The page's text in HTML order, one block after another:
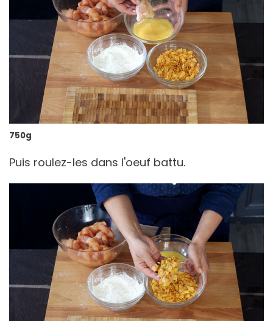
750g
Puis roulez-les dans l'oeuf battu.